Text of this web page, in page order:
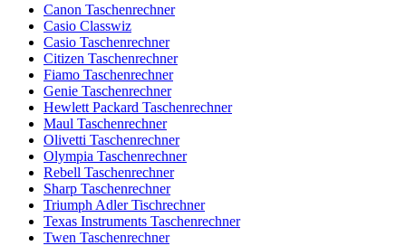
Canon Taschenrechner
Casio Classwiz
Casio Taschenrechner
Citizen Taschenrechner
Fiamo Taschenrechner
Genie Taschenrechner
Hewlett Packard Taschenrechner
Maul Taschenrechner
Olivetti Taschenrechner
Olympia Taschenrechner
Rebell Taschenrechner
Sharp Taschenrechner
Triumph Adler Tischrechner
Texas Instruments Taschenrechner
Twen Taschenrechner